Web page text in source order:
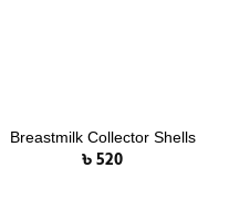
Breastmilk Collector Shells
৳520